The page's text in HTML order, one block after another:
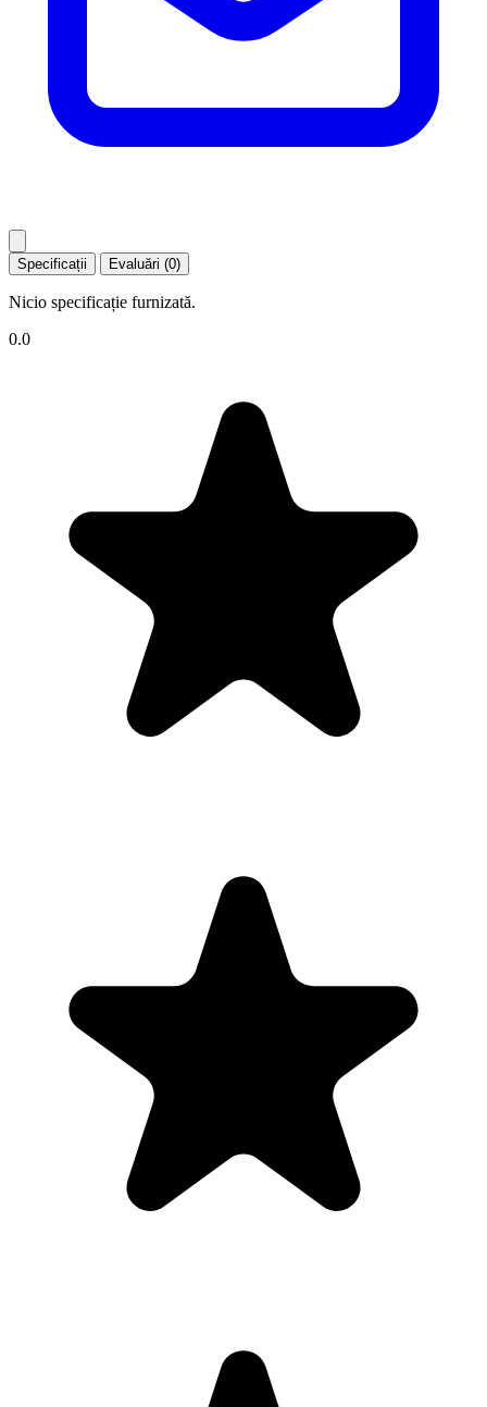
Specificații Evaluări (0)
Nicio specificație furnizată.
0.0